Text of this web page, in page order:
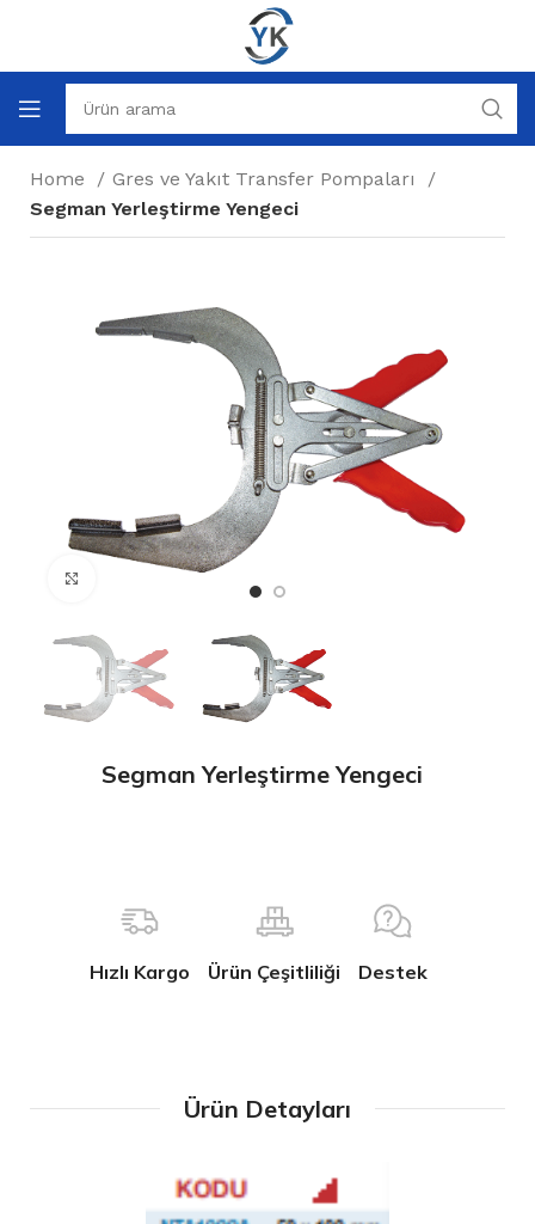
Home
Gres ve Yakıt Transfer Pompaları
Segman Yerleştirme Yengeci
Büyütmek için tıklayın
Segman Yerleştirme Yengeci
Hızlı Kargo Ürün Çeşitliliği Destek
Ürün Detayları